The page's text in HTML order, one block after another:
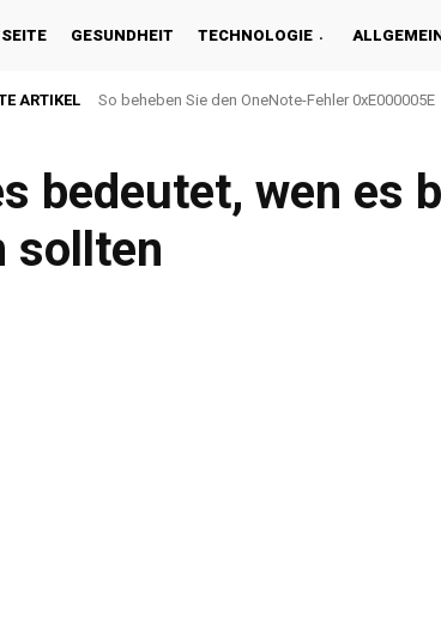
GESUNDHEIT TECHNOLOGIE
ARTIKEL So beheben Sie den OneNote-Fehler 0xE000005E
bedeutet, wen es
sollten